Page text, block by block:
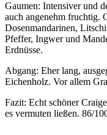
Gaumen: Intensiver und
auch angenehm fruchtig.
Dosenmandarinen,
Pfeffer, Ingwer und
Erdnüsse.
Abgang: Eher lang,
Eichenholz. Vor allem
Fazit: Echt schöner
es vermuten ließen. 86/